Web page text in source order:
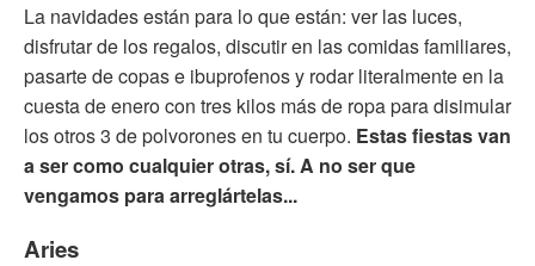
La navidades están para lo que están: ver las luces,
disfrutar de los regalos, discutir en las comidas familiares,
pasarte de copas e ibuprofenos y rodar literalmente en la
cuesta de enero con tres kilos más de ropa para disimular
los otros 3 de polvorones en tu cuerpo. Estas fiestas van
a ser como cualquier otras, sí. A no ser que
vengamos para arreglártelas...
Aries